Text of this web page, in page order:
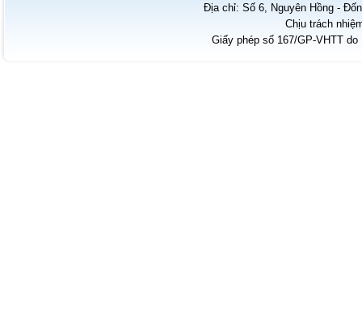
Địa chỉ: Số 6, Nguyên Hồng -
Chịu trách
Giấy phép số 167/GP-VHTT